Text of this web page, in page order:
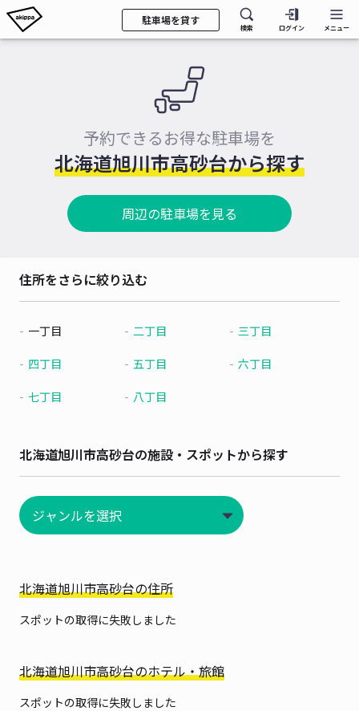
駐車場を貸す
検索 ログイン メニュー
予約できるお得な駐車場を
北海道旭川市高砂台から探す
周辺の駐車場を見る
住所をさらに絞り込む
一丁目 二丁目 三丁目
四丁目 五丁目 六丁目
七丁目 八丁目
北海道旭川市高砂台の施設・スポットから探す
北海道旭川市高砂台の住所
スポットの取得に失敗しました
北海道旭川市高砂台のホテル・旅館
スポットの取得に失敗しました